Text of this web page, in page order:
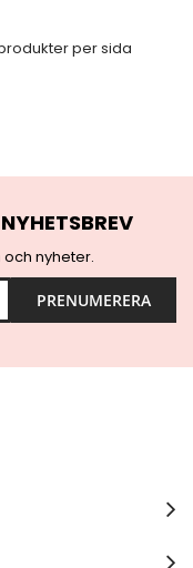
per sida
nyheter.
PRENUMERERA